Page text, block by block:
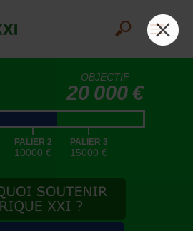
OBJECTIF
20 000 €
|
PALIER 2
10000 €
|
PALIER 3
15000 €